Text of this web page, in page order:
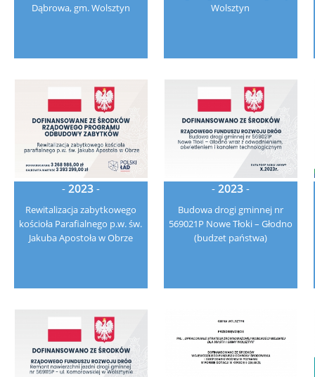
Dąbrowa, gm. Wolsztyn
Wolsztyn
- 2023 -
Rewitalizacja zabytkowego
kościoła Parafialnego p.w. św.
Jakuba Apostoła w Obrze
- 2023 -
Budowa drogi gminnej nr
569021P Nowe Tłoki – Głodno
(budzet państwa)